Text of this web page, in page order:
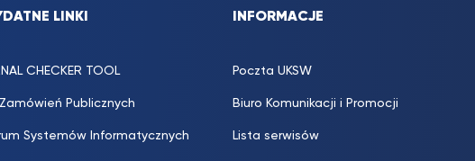
LINKI
CHECKER TOOL
Zamówień Publicznych
Systemów Informatycznych
INFORMACJE
Poczta UKSW
Biuro Komunikacji i Promocji
Lista serwisów